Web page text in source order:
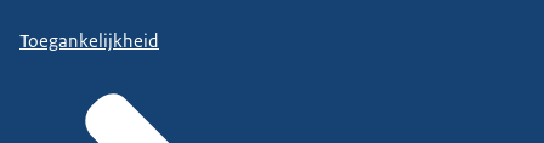
Toegankelijkheid